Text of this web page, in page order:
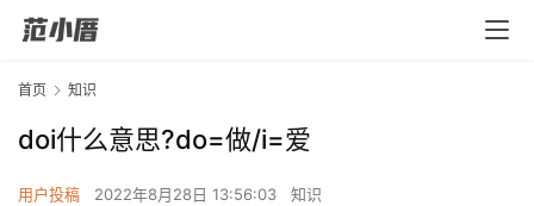
首页 知识
doi什么意思?do=做/i=爱
用户投稿 2022年8月28日 13:56:03 知识